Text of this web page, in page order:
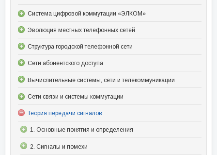
Система цифровой коммутации «ЭЛКОМ»
Эволюция местных телефонных сетей
Структура городской телефонной сети
Сети абонентского доступа
Вычислительные системы, сети и телекоммуникации
Сети связи и системы коммутации
Теория передачи сигналов
1. Основные понятия и определения
2. Сигналы и помехи